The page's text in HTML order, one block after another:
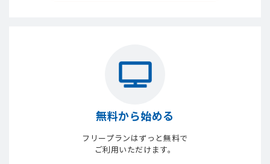
無料から始める
フリープランはずっと無料で
ご利用いただけます。